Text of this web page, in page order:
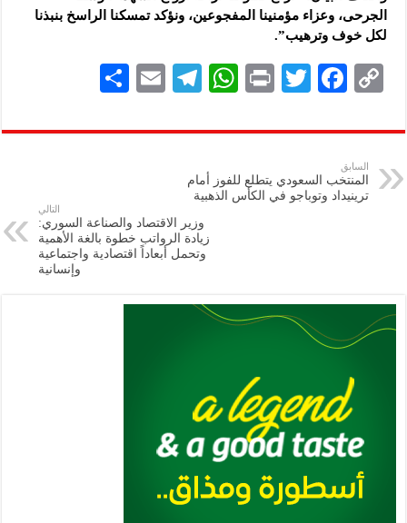
الجرحى، وعزاء مؤمنينا المفجوعين، ونؤكد تمسكنا الراسخ بنبذنا
لكل خوف وترهيب”.
C
p
y
Li
F
eb
k
T
tt
P
nt
W
at
s
A
p
p
Te
gr
E
ai
ar
السابق
المنتخب السعودي يتطلع للفوز أمام
ترينيداد وتوباجو في الكأس الذهبية
التالي
وزير الاقتصاد والصناعة السوري:
زيادة الرواتب خطوة بالغة الأهمية
وتحمل أبعاداً اقتصادية واجتماعية
وإنسانية